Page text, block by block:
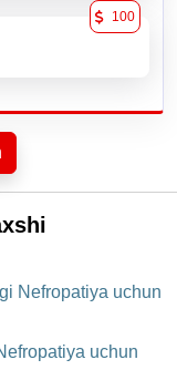
100
Nefropatiya uchun
uchun